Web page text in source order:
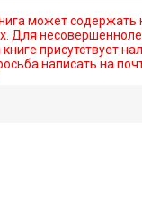
может содержать
Для
присутствует
написать на